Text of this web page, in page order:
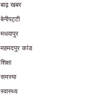
बाढ़ खबर
बेनीपट्टी
मधवापुर
महमदपुर कांड
शिक्षा
समस्या
स्वास्थ्य